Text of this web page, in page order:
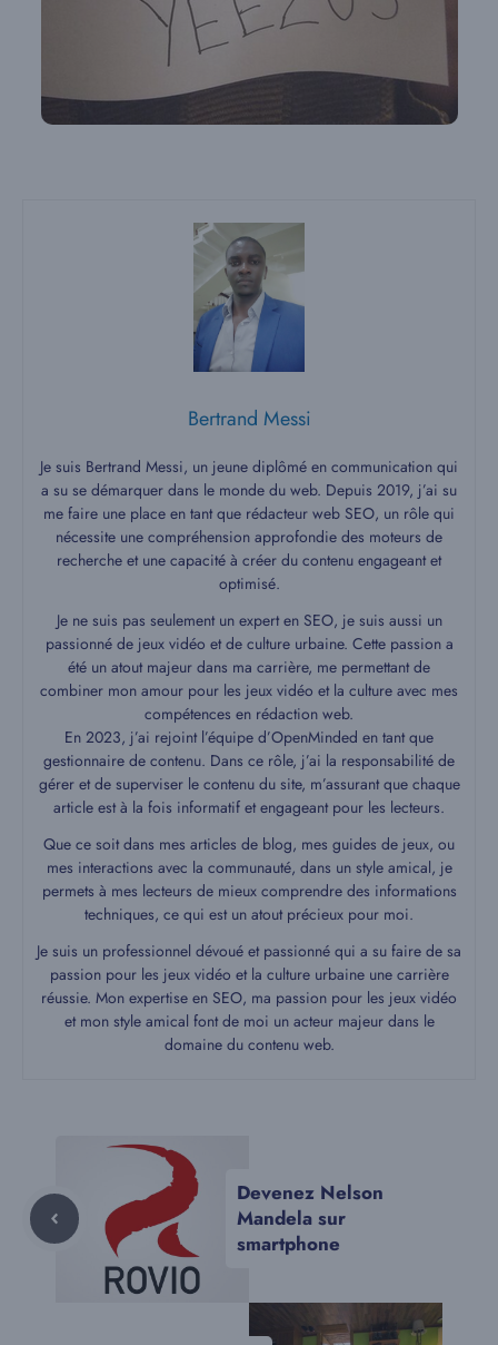
Bertrand Messi
Je suis Bertrand Messi, un jeune diplômé en communication qui
a su se démarquer dans le monde du web. Depuis 2019, j’ai su
me faire une place en tant que rédacteur web SEO, un rôle qui
nécessite une compréhension approfondie des moteurs de
recherche et une capacité à créer du contenu engageant et
optimisé.
Je ne suis pas seulement un expert en SEO, je suis aussi un
passionné de jeux vidéo et de culture urbaine. Cette passion a
été un atout majeur dans ma carrière, me permettant de
combiner mon amour pour les jeux vidéo et la culture avec mes
compétences en rédaction web.
En 2023, j’ai rejoint l’équipe d’OpenMinded en tant que
gestionnaire de contenu. Dans ce rôle, j’ai la responsabilité de
gérer et de superviser le contenu du site, m’assurant que chaque
article est à la fois informatif et engageant pour les lecteurs.
Que ce soit dans mes articles de blog, mes guides de jeux, ou
mes interactions avec la communauté, dans un style amical, je
permets à mes lecteurs de mieux comprendre des informations
techniques, ce qui est un atout précieux pour moi.
Je suis un professionnel dévoué et passionné qui a su faire de sa
passion pour les jeux vidéo et la culture urbaine une carrière
réussie. Mon expertise en SEO, ma passion pour les jeux vidéo
et mon style amical font de moi un acteur majeur dans le
domaine du contenu web.
Devenez Nelson
Mandela sur
smartphone